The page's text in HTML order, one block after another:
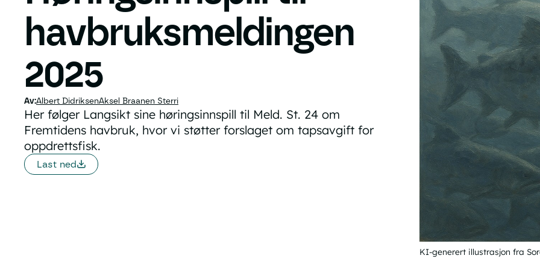
havbruksmeldingen
2025
Albert DidriksenAksel Braanen Sterri
Her følger Langsikt sine høringsinnspill til Meld. St. 24 om
Fremtidens havbruk, hvor vi støtter forslaget om tapsavgift for
oppdrettsfisk.
Last ned
KI-generert illustrasjon fra